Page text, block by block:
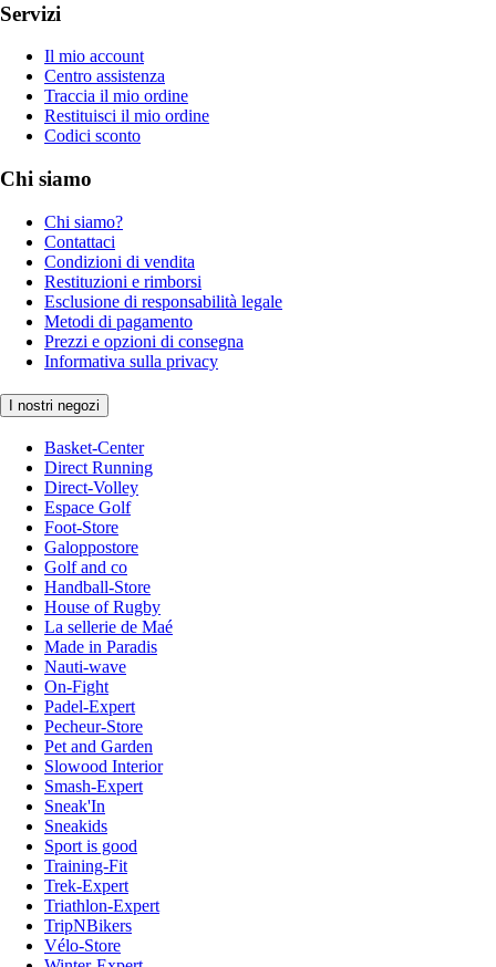
Servizi
Il mio account
Centro assistenza
Traccia il mio ordine
Restituisci il mio ordine
Codici sconto
Chi siamo
Chi siamo?
Contattaci
Condizioni di vendita
Restituzioni e rimborsi
Esclusione di responsabilità legale
Metodi di pagamento
Prezzi e opzioni di consegna
Informativa sulla privacy
I nostri negozi
Basket-Center
Direct Running
Direct-Volley
Espace Golf
Foot-Store
Galoppostore
Golf and co
Handball-Store
House of Rugby
La sellerie de Maé
Made in Paradis
Nauti-wave
On-Fight
Padel-Expert
Pecheur-Store
Pet and Garden
Slowood Interior
Smash-Expert
Sneak'In
Sneakids
Sport is good
Training-Fit
Trek-Expert
Triathlon-Expert
TripNBikers
Vélo-Store